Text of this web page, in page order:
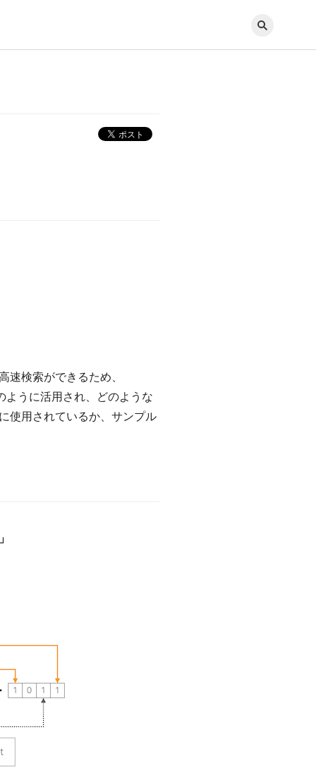
速検索ができるため、
ように活用され、どのような
使用されているか、サンプル